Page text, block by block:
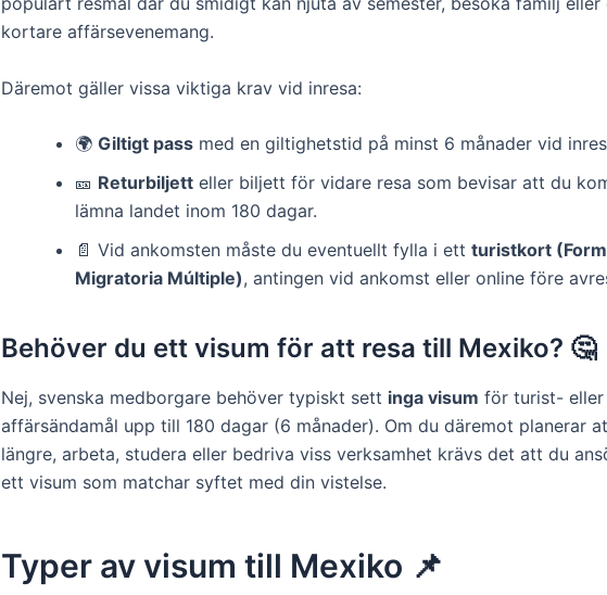
kortare affärsevenemang.
Däremot gäller vissa viktiga krav vid inresa:
🌍 Giltigt pass med en giltighetstid på minst 6 månader vid
🎫 Returbiljett eller biljett för vidare resa som bevisar att du
lämna landet inom 180 dagar.
📄 Vid ankomsten måste du eventuellt fylla i ett turistkort
Migratoria Múltiple), antingen vid ankomst eller online före
Behöver du ett visum för att resa till Mexiko? 🤔
Nej, svenska medborgare behöver typiskt sett inga visum för turist-
affärsändamål upp till 180 dagar (6 månader). Om du däremot planerar
längre, arbeta, studera eller bedriva viss verksamhet krävs det att du
ett visum som matchar syftet med din vistelse.
Typer av visum till Mexiko 📌